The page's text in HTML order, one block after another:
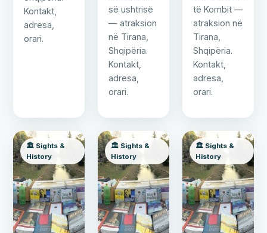
Kontakt,
adresa,
orari.
së ushtrisë
— atraksion
në Tirana,
Shqipëria.
Kontakt,
adresa,
orari.
të Kombit —
atraksion në
Tirana,
Shqipëria.
Kontakt,
adresa,
orari.
🏛️ Sights &
History
🏛️ Sights &
History
🏛️ Sights &
History